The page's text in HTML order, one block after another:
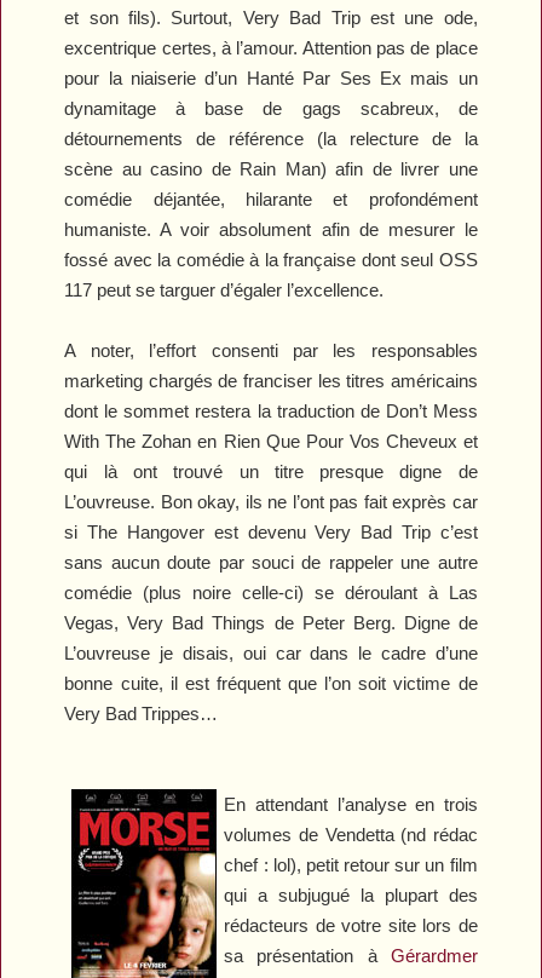
et son fils). Surtout, Very Bad Tripest une ode,
excentrique certes, à l’amour. Attention pas de place
pour la niaiserie d’un Hanté Par Ses Ex mais un
dynamitage à base de gags scabreux, de
détournements de référence (la relecture de la
scène au casino de Rain Man) afin de livrer une
comédie déjantée, hilarante et profondément
humaniste. A voir absolument afin de mesurer le
fossé avec la comédie à la française dont seul OSS
117 peut se targuer d’égaler l’excellence.
A noter, l’effort consenti par les responsables
marketing chargés de franciser les titres américains
dont le sommet restera la traduction de Don’t Mess
With The Zohan en Rien Que Pour Vos Cheveux et
qui là ont trouvé un titre presque digne de
L’ouvreuse. Bon okay, ils ne l’ont pas fait exprès car
siThe Hangoverest devenuVery Bad Tripc’est
sans aucun doute par souci de rappeler une autre
comédie (plus noire celle-ci) se déroulant à Las
Vegas,Very Bad Things de Peter Berg. Digne de
L’ouvreuse je disais, oui car dans le cadre d’une
bonne cuite, il est fréquent que l’on soit victime de
Very Bad Trippes…
En attendant l’analyse en trois
volumes de Vendetta (nd rédac
chef : lol), petit retour sur un film
qui a subjugué la plupart des
rédacteurs de votre site lors de
sa présentation à Gérardmer